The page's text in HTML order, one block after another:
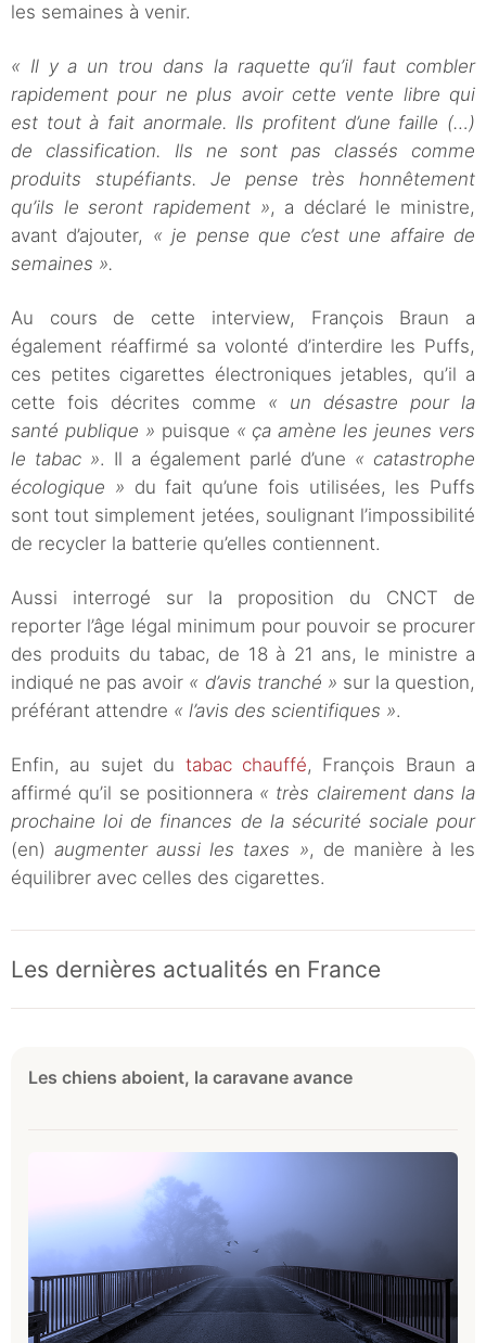
les semaines à venir.
« Il y a un trou dans la raquette qu’il faut combler
rapidement pour ne plus avoir cette vente libre qui
est tout à fait anormale. Ils profitent d’une faille (…)
de classification. Ils ne sont pas classés comme
produits stupéfiants. Je pense très honnêtement
qu’ils le seront rapidement », a déclaré le ministre,
avant d’ajouter, « je pense que c’est une affaire de
semaines ».
Au cours de cette interview, François Braun a
également réaffirmé sa volonté d’interdire les Puffs,
ces petites cigarettes électroniques jetables, qu’il a
cette fois décrites comme « un désastre pour la
santé publique » puisque « ça amène les jeunes vers
le tabac ». Il a également parlé d’une « catastrophe
écologique » du fait qu’une fois utilisées, les Puffs
sont tout simplement jetées, soulignant l’impossibilité
de recycler la batterie qu’elles contiennent.
Aussi interrogé sur la proposition du CNCT de
reporter l’âge légal minimum pour pouvoir se procurer
des produits du tabac, de 18 à 21 ans, le ministre a
indiqué ne pas avoir « d’avis tranché » sur la question,
préférant attendre « l’avis des scientifiques ».
Enfin, au sujet du tabac chauffé, François Braun a
affirmé qu’il se positionnera « très clairement dans la
prochaine loi de finances de la sécurité sociale pour
(en) augmenter aussi les taxes », de manière à les
équilibrer avec celles des cigarettes.
Les dernières actualités en France
Les chiens aboient, la caravane avance